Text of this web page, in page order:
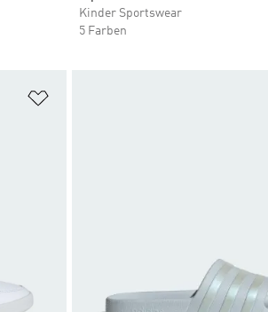
Kinder Sportswear
5 Farben